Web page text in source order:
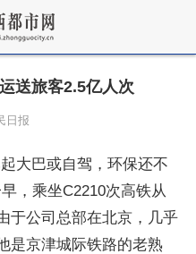
送旅客2.5亿人次
日报
大巴或自驾，环保还不
，乘坐C2210次高铁从
于公司总部在北京，几乎
是京津城际铁路的老熟